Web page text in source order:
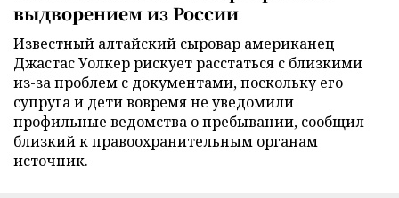
выдворением из России
Известный алтайский сыровар американец
Джастас Уолкер рискует расстаться с близкими
из-за проблем с документами, поскольку его
супруга и дети вовремя не уведомили
профильные ведомства о пребывании, сообщил
близкий к правоохранительным органам
источник.